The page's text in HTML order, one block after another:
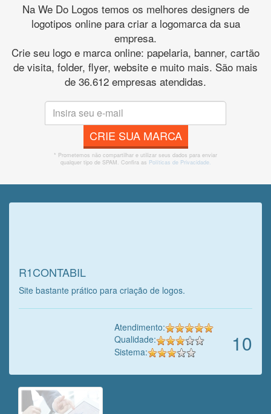
Na We Do Logos temos os melhores designers de
logotipos online para criar a logomarca da sua
empresa.
Crie seu logo e marca online: papelaria, banner, cartão
de visita, folder, flyer, website e muito mais. São mais
de 36.612 empresas atendidas.
CRIE SUA MARCA
* Prometemos não compartilhar e utilizar seus dados para enviar
qualquer tipo de SPAM. Confira as Políticas de Privacidade.
R1CONTABIL
Site bastante prático para criação de logos.
10
Atendimento:
Qualidade:
Sistema: